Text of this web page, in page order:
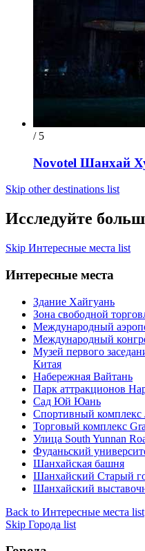
/ 5
Novotel Шанхай
Skip other destinations list
Исследуйте
Skip Интересные места list
Интересные места
Здание Хайгуань
Зона свободной
Международный
Международный
Музей первого
Китая
Набережная Вайтань
Парк аттракционов
Сад Юй Юань
Спортивный комплекс
Торговый комплекс
Улица South Yunnan
Фуданьский
Шанхайская башня
Шанхайский Старый
Шанхайский
Back to Интересные места list
Skip Города list